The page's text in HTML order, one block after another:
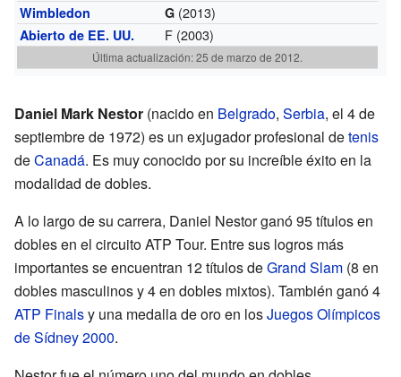
Wimbledon G (2013)
Abierto de EE. UU. F (2003)
Última actualización: 25 de marzo de 2012.
Daniel Mark Nestor (nacido en Belgrado, Serbia, el 4 de
septiembre de 1972) es un exjugador profesional detenis
deCanadá. Es muy conocido por su increíble éxito en la
modalidad de dobles.
A lo largo de su carrera, Daniel Nestor ganó 95 títulos en
dobles en el circuito ATP Tour. Entre sus logros más
importantes se encuentran 12 títulos deGrand Slam (8 en
dobles masculinos y 4 en dobles mixtos). También ganó 4
ATP Finalsy una medalla de oro en losJuegos Olímpicos
de Sídney 2000.